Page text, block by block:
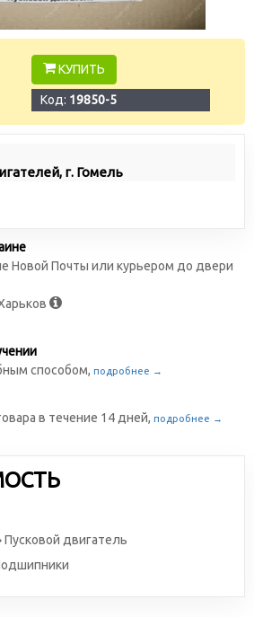
КУПИТЬ
Код: 19850-5
г. Гомель
Новой Почты или курьером до двери
способом, подробнее →
в течение 14 дней, подробнее →
Пусковой двигатель